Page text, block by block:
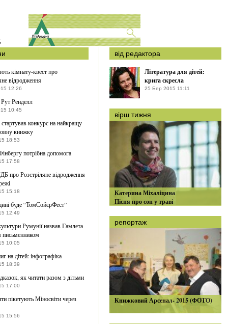
кімнату-квест про
відродження
12:26
Ренделл
10:45
конкурс на найкращу
книжку
18:53
потрібна допомога
17:58
про Розстріляне відродження
15:18
буде “ТомСойєрФест”
12:49
Румунії назвав Гамлета
письменником
10:05
на дітей: інфографіка
18:39
як читати разом з дітьми
17:00
пікетують Міносвіти через
15:56
від редактора
Література для дітей:
крига скресла
25 Бер 2015 11:11
вірш тижня
Катерина Міхаліцина
Пісня про сон у траві
репортаж
Книжковий Арсенал- 2015 (ФОТО)